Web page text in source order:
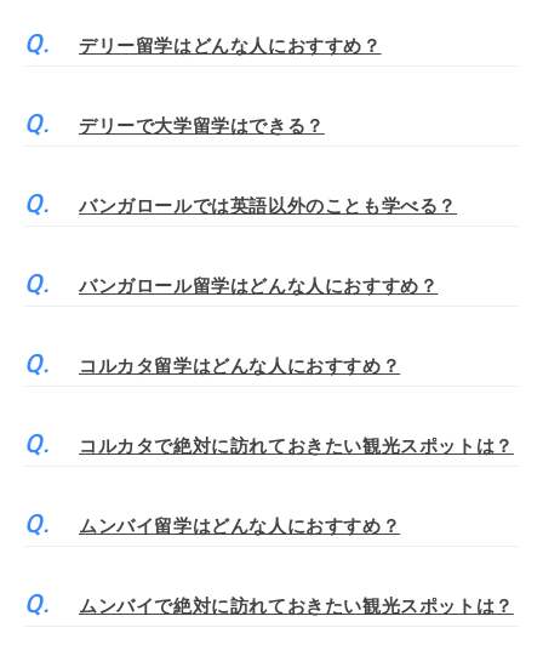
デリー留学はどんな人におすすめ？
デリーで大学留学はできる？
バンガロールでは英語以外のことも学べる？
バンガロール留学はどんな人におすすめ？
コルカタ留学はどんな人におすすめ？
コルカタで絶対に訪れておきたい観光スポットは？
ムンバイ留学はどんな人におすすめ？
ムンバイで絶対に訪れておきたい観光スポットは？